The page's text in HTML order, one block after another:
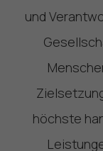
und
höchste